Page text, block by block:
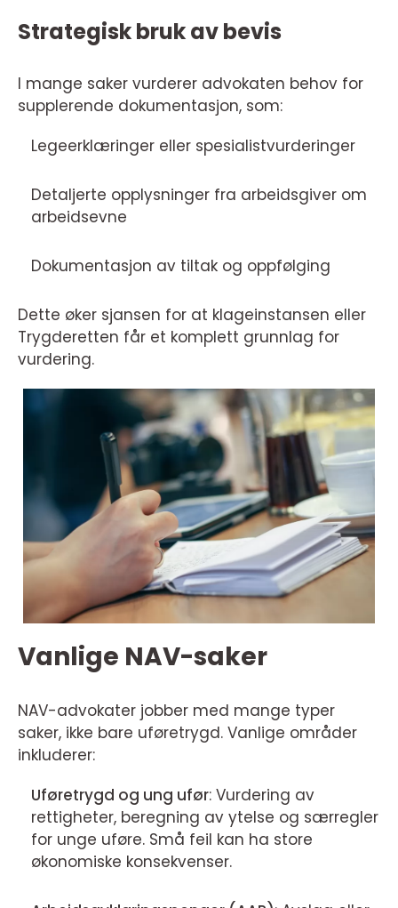
Strategisk bruk av bevis
I mange saker vurderer advokaten behov for
supplerende dokumentasjon, som:
Legeerklæringer eller spesialistvurderinger
Detaljerte opplysninger fra arbeidsgiver om
arbeidsevne
Dokumentasjon av tiltak og oppfølging
Dette øker sjansen for at klageinstansen eller
Trygderetten får et komplett grunnlag for
vurdering.
Vanlige NAV-saker
NAV-advokater jobber med mange typer
saker, ikke bare uføretrygd. Vanlige områder
inkluderer:
Uføretrygd og ung ufør: Vurdering av
rettigheter, beregning av ytelse og særregler
for unge uføre. Små feil kan ha store
økonomiske konsekvenser.